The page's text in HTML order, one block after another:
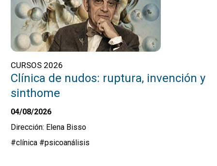
CURSOS 2026
Clínica de nudos: ruptura, invención y
sinthome
04/08/2026
Dirección: Elena Bisso
#clínica #psicoanálisis